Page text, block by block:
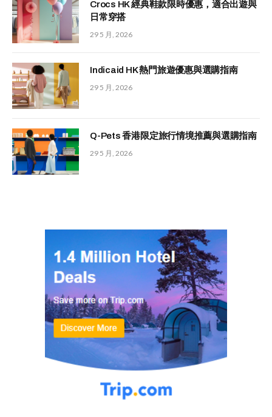
Crocs HK 經典鞋款限時優惠，適合出遊與
日常穿搭
29 5 月, 2026
Indicaid HK 熱門旅遊優惠與選購指南
29 5 月, 2026
Q-Pets 香港限定旅行情境推薦與選購指南
29 5 月, 2026